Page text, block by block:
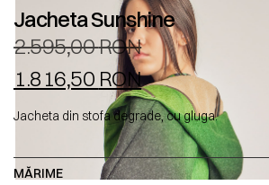
Jacheta Sunshine
2.595,00RON
1.816,50 RON
Jacheta din stofa degrade, cu gluga.
MĂRIME